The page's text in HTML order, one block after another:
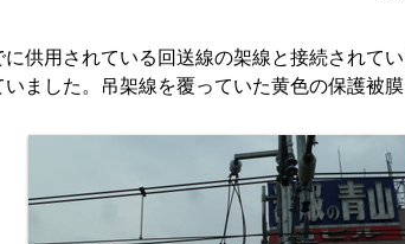
に供用されている回送線の架線と接続されて
ました。吊架線を覆っていた黄色の保護被膜